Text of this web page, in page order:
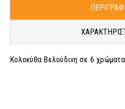
Κολοκύθα Βελούδινη σε 6 χρώματα